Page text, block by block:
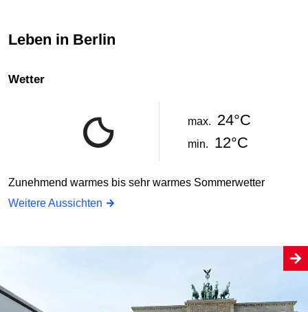
Leben in Berlin
Wetter
max. 24°C
min. 12°C
Zunehmend warmes bis sehr warmes Sommerwetter
Weitere Aussichten